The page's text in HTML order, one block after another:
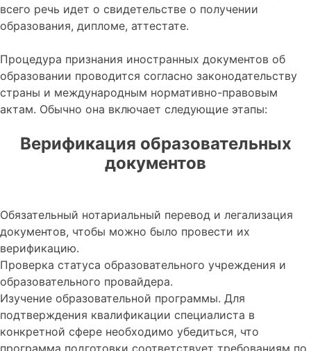
всего речь идет о свидетельстве о получении
образования, дипломе, аттестате.
Процедура признания иностранных документов об
образовании проводится согласно законодательству
страны и международным нормативно-правовым
актам. Обычно она включает следующие этапы:
Верификация образовательных
документов
Обязательный нотариальный перевод и легализация
документов, чтобы можно было провести их
верификацию.
Проверка статуса образовательного учреждения и
образовательного провайдера.
Изучение образовательной программы. Для
подтверждения квалификации специалиста в
конкретной сфере необходимо убедиться, что
программа подготовки соответствует требованиям по